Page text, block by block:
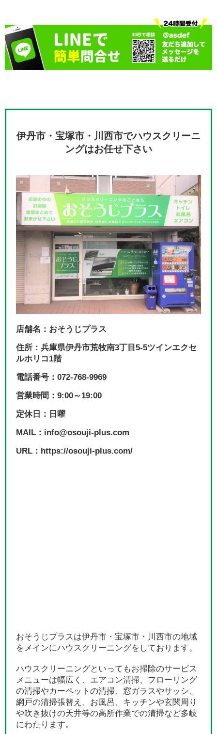
伊丹市・宝塚市・川西市でハウスクリーニ
ングはお任せ下さい
店舗名：おそうじプラス
住所：兵庫県伊丹市荒牧南3丁目5-5ツインエクセ
ルホリコ1階
電話番号：072-768-9969
営業時間：9:00～19:00
定休日：日曜
MAIL：info@osouji-plus.com
URL：https://osouji-plus.com/
おそうじプラスは伊丹市・宝塚市・川西市の地域
をメインにハウスクリーニングをしております。
ハウスクリーニングといってもお掃除のサービス
メニューは幅広く、エアコン清掃、フローリング
の清掃やカーペットの清掃、窓ガラスやサッシ、
網戸の清掃張替え、お風呂、キッチンや玄関周り
や吹き抜けの天井等の高所作業での清掃など多岐
にわたります。